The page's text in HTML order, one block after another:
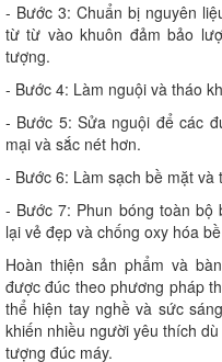
- Bước 3: Chuẩn bị nguyên
từ từ vào khuôn đảm bảo
tượng.
- Bước 4: Làm nguội và tháo
- Bước 5: Sửa nguội để các
mại và sắc nét hơn.
- Bước 6: Làm sạch bề mặt và
- Bước 7: Phun bóng toàn bộ
lại vẻ đẹp và chống oxy hóa
Hoàn thiện sản phẩm và
được đúc theo phương pháp
thể hiện tay nghề và sức
khiến nhiều người yêu thích
tượng đúc máy.